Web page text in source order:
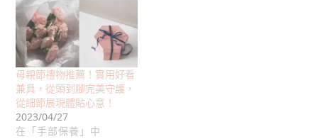
母親節禮物推薦！實用好看
兼具，從頭到腳完美守護，
從細節展現體貼心意！
2023/04/27
在「手部保養」中